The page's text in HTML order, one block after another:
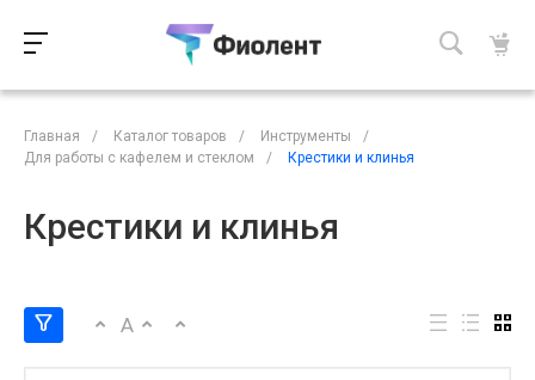
Главная / Каталог товаров / Инструменты
/
Для работы с кафелем и стеклом
/ Крестики и клинья
Крестики и клинья
A